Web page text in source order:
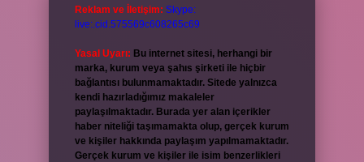
Reklam ve İletişim: Skype:
live:.cid.575569c608265c69
Yasal Uyarı: Bu internet sitesi, herhangi bir
marka, kurum veya şahıs şirketi ile hiçbir
bağlantısı bulunmamaktadır. Sitede yalnızca
kendi hazırladığımız makaleler
paylaşılmaktadır. Burada yer alan içerikler
haber niteliği taşımamakta olup, gerçek kurum
ve kişiler hakkında paylaşım yapılmamaktadır.
Gerçek kurum ve kişiler ile isim benzerlikleri